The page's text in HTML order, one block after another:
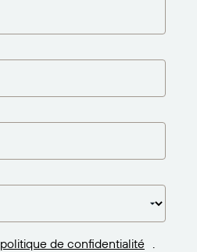
politique de confidentialité